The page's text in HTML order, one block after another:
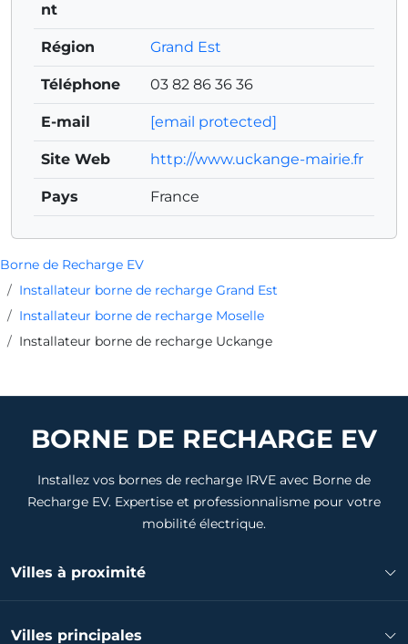
Borne de Recharge EV
Installateur borne de recharge Grand Est
Installateur borne de recharge Moselle
Installateur borne de recharge Uckange
nt
Région Grand Est
Téléphone 03 82 86 36 36
E-mail [email protected]
Site Web http://www.uckange-mairie.fr
Pays France
BORNE DE RECHARGE EV
Installez vos bornes de recharge IRVE avec Borne de
Recharge EV. Expertise et professionnalisme pour votre
mobilité électrique.
Villes à proximité
Installateur borne de recharge Florange
Villes principales